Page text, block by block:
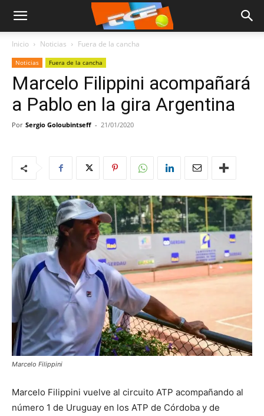
Inicio Noticias Fuera de la cancha
Noticias Fuera de la cancha
Marcelo Filippini acompañará
a Pablo en la gira Argentina
Por Sergio Goloubintseff - 21/01/2020
Marcelo Filippini
Marcelo Filippini vuelve al circuito ATP acompañando al
número 1 de Uruguay en los ATP de Córdoba y de